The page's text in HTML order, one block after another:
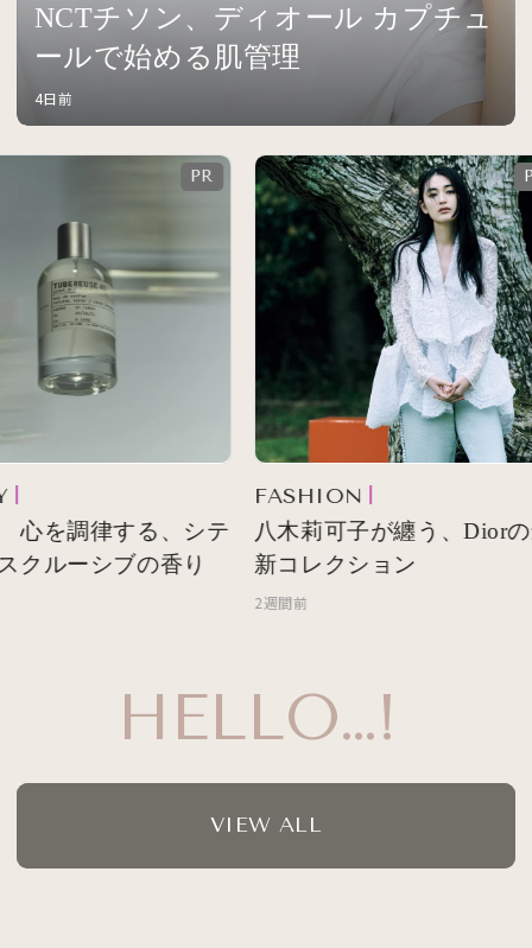
NCTチソン、ディオール カプチュ
ールで始める肌管理
4日前
HELLO…!
を調律する、シテ
ルーシブの香り
FASHION
八木莉可子が纏う、Diorの
新コレクション
2週間前
VIEW ALL